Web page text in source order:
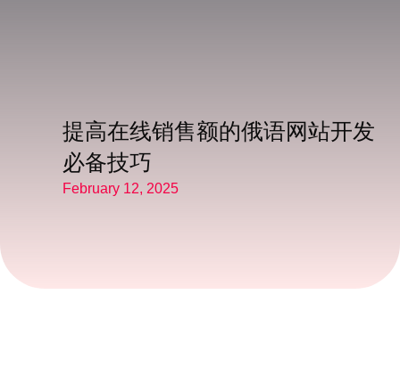
提高在线销售额的俄语网站开发
必备技巧
February 12, 2025